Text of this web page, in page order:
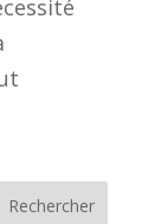
Rechercher